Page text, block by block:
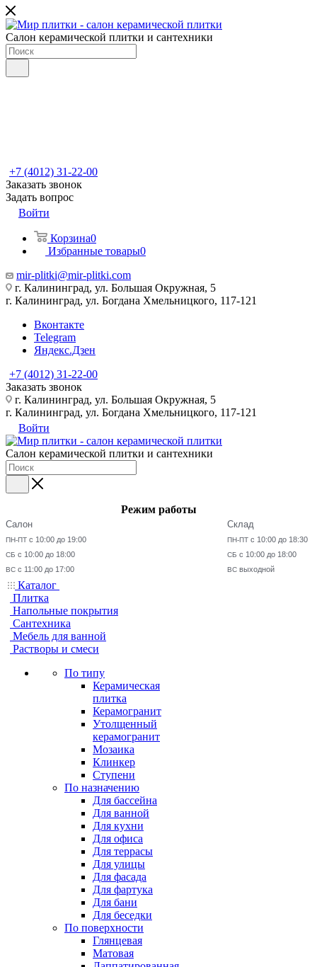
Салон керамической плитки и сантехники
+7 (4012) 31-22-00
Заказать звонок
Задать вопрос
Войти
Корзина0
Избранные товары0
mir-plitki@mir-plitki.com
г. Калининград, ул. Большая Окружная, 5
г. Калининград, ул. Богдана Хмельницкого, 117-121
Вконтакте
Telegram
Яндекс.Дзен
+7 (4012) 31-22-00
Заказать звонок
г. Калининград, ул. Большая Окружная, 5
г. Калининград, ул. Богдана Хмельницкого, 117-121
Войти
Салон керамической плитки и сантехники
Режим работы
Салон
ПН-ПТ с 10:00 до 19:00
СБ с 10:00 до 18:00
ВС с 11:00 до 17:00
Склад
ПН-ПТ с 10:00 до 18:30
СБ с 10:00 до 18:00
ВС выходной
Каталог
Плитка
Напольные покрытия
Сантехника
Мебель для ванной
Растворы и смеси
По типу
Керамическая
плитка
Керамогранит
Утолщенный
керамогранит
Мозаика
Клинкер
Ступени
По назначению
Для бассейна
Для ванной
Для кухни
Для офиса
Для террасы
Для улицы
Для фасада
Для фартука
Для бани
Для беседки
По поверхности
Глянцевая
Матовая